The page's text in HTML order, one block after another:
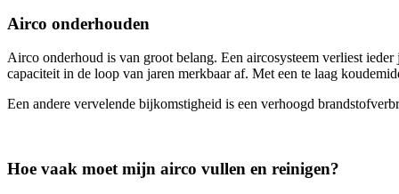
Airco onderhouden
Airco onderhoud is van groot belang. Een aircosysteem verliest
capaciteit in de loop van jaren merkbaar af. Met een te laag
Een andere vervelende bijkomstigheid is een verhoogd
Hoe vaak moet mijn airco vullen en reinigen?